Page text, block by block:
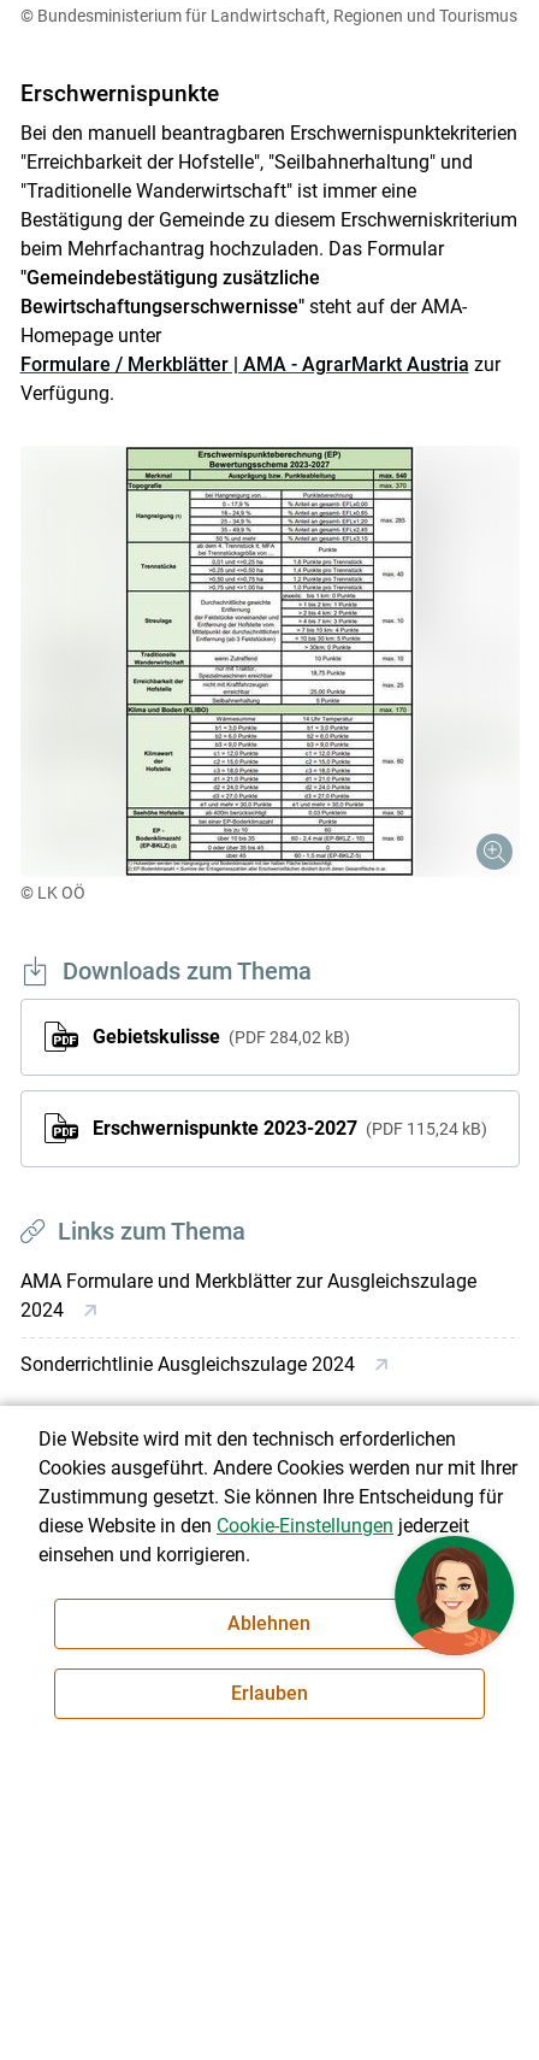
© Bundesministerium für Landwirtschaft, Regionen und Tourismus
Erschwernispunkte
Bei den manuell beantragbaren Erschwernispunktekriterien
"Erreichbarkeit der Hofstelle", "Seilbahnerhaltung" und
"Traditionelle Wanderwirtschaft" ist immer eine
Bestätigung der Gemeinde zu diesem Erschwerniskriterium
beim Mehrfachantrag hochzuladen. Das Formular
"Gemeindebestätigung zusätzliche
Bewirtschaftungserschwernisse"steht auf der AMA-
Homepage unter
Formulare / Merkblätter | AMA - AgrarMarkt Austria zur
Verfügung.
© LK OÖ
Downloads zum Thema
Gebietskulisse PDF 284,02 kB
Erschwernispunkte 2023-2027 PDF 115,24 kB
Links zum Thema
AMA Formulare und Merkblätter zur Ausgleichszulage
2024
Sonderrichtlinie Ausgleichszulage 2024
Ausgleichszulage 2023-2027
Fachartikel LK Oberösterreich
Ausgleichszulage für Benachteiligte Gebiete
Ausgleichszulage für Benachteiligte Gebiete (AZ)
Die Website wird mit den technisch erforderlichen
Cookies ausgeführt. Andere Cookies werden nur mit Ihrer
Zustimmung gesetzt. Sie können Ihre Entscheidung für
diese Website in den Cookie-Einstellungen jederzeit
einsehen und korrigieren.
Ablehnen
Erlauben